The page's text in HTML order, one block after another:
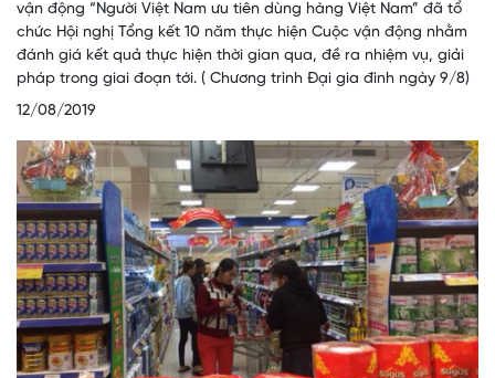
vận động “Người Việt Nam ưu tiên dùng hàng Việt Nam” đã tổ
chức Hội nghị Tổng kết 10 năm thực hiện Cuộc vận động nhằm
đánh giá kết quả thực hiện thời gian qua, đề ra nhiệm vụ, giải
pháp trong giai đoạn tới. ( Chương trình Đại gia đình ngày 9/8)
12/08/2019